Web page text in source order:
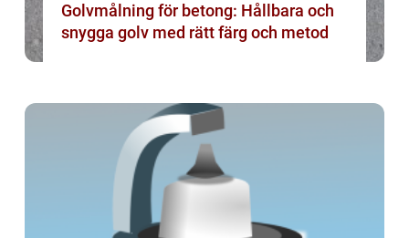
Golvmålning för betong: Hållbara och
snygga golv med rätt färg och metod